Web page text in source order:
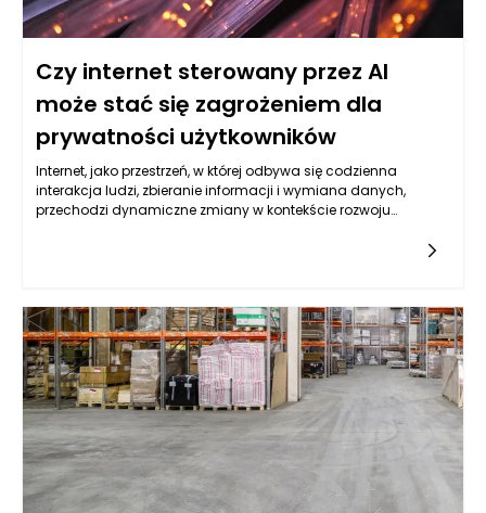
Czy internet sterowany przez AI
może stać się zagrożeniem dla
prywatności użytkowników
Internet, jako przestrzeń, w której odbywa się codzienna
interakcja ludzi, zbieranie informacji i wymiana danych,
przechodzi dynamiczne zmiany w kontekście rozwoju
coraz bardziej wszechobecna w codziennym życiu, pojawiają
sztucznej inteligencji są wykorzystywane do analizy
ogromnych zbiorów danych osobowych, co może prowadzić
do naruszenia prywatności jednostek. Algorytmy te
monitorują zachowania użytkowników, analizują ich dane w
czasie rzeczywistym, a następnie wykorzystują te informacje
do dostosowywania treści reklamowych, usług i wielu innych
aspektów cyfrowego życia. To stawia pytanie, czy
zautomatyzowane systemy mogą nie tylko zagrozić
prywatności, ale także przyczynić się do jej znikania w obliczu
rosnącej ilości danych, które są gromadzone bez naszego
pełnego zrozumienia lub zgody.